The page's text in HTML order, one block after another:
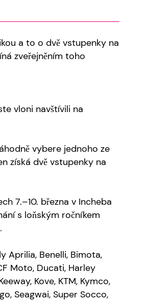
a to o dvě vstupenky na
zveřejněním toho
vloni navštívili na
vybere jednoho ze
získá dvě vstupenky na
7.–10. března v Incheba
s loňským ročníkem
Aprilia, Benelli, Bimota,
Moto, Ducati, Harley
Kove, KTM, Kymco,
Seagwai, Super Socco,